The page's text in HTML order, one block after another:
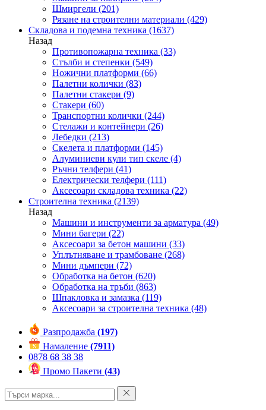
Шмиргели (201)
Рязане на строителни материали (429)
Складова и подемна техника (1637)
Назад
Противопожарна техника (33)
Стълби и степенки (549)
Ножични платформи (66)
Палетни колички (83)
Палетни стакери (9)
Стакери (60)
Транспортни колички (244)
Стелажи и контейнери (26)
Лебедки (213)
Скелета и платформи (145)
Алуминиеви кули тип скеле (4)
Ръчни телфери (41)
Електрически телфери (111)
Аксесоари складова техника (22)
Строителна техника (2139)
Назад
Машини и инструменти за арматура (49)
Мини багери (22)
Аксесоари за бетон машини (33)
Уплътняване и трамбоване (268)
Мини дъмпери (72)
Обработка на бетон (620)
Обработка на тръби (863)
Шпакловка и замазка (119)
Аксесоари за строителна техника (48)
Разпродажба (197)
Намаление (7911)
0878 68 38 38
Промо Пакети (43)